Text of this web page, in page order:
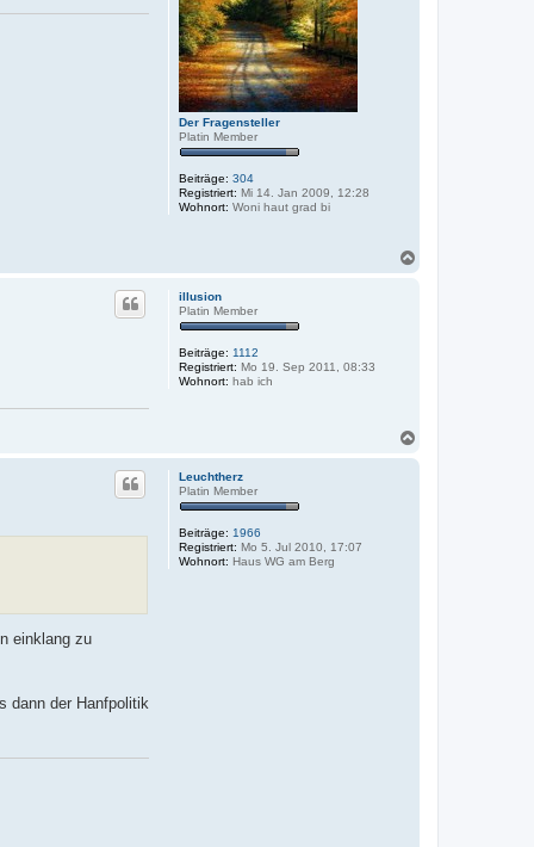
Der Fragensteller
Platin Member
Beiträge: 304
Registriert: Mi 14. Jan 2009, 12:28
Wohnort: Woni haut grad bi
illusion
Platin Member
Beiträge: 1112
Registriert: Mo 19. Sep 2011, 08:33
Wohnort: hab ich
Leuchtherz
Platin Member
Beiträge: 1966
Registriert: Mo 5. Jul 2010, 17:07
Wohnort: Haus WG am Berg
einklang zu
dann der Hanfpolitik